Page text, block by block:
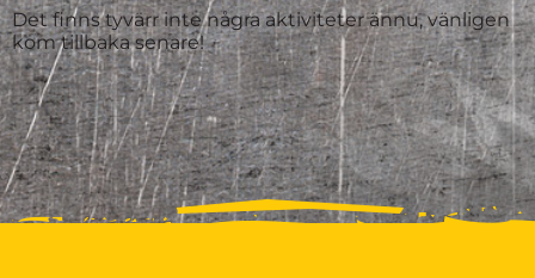
Det finns tyvärr inte några aktiviteter ännu, vänligen
kom tillbaka senare!